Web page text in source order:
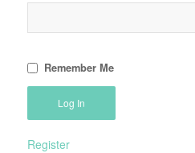
Remember Me
Register